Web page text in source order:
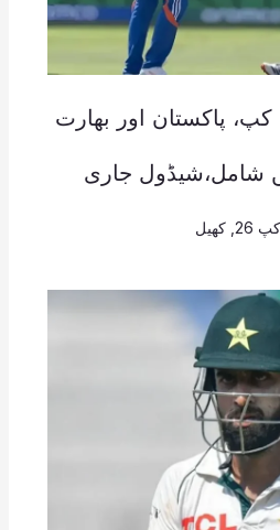
20 ایشیا کپ، پاکستان اور بھارت
شامل،شیڈول جاری
26
, کھیل